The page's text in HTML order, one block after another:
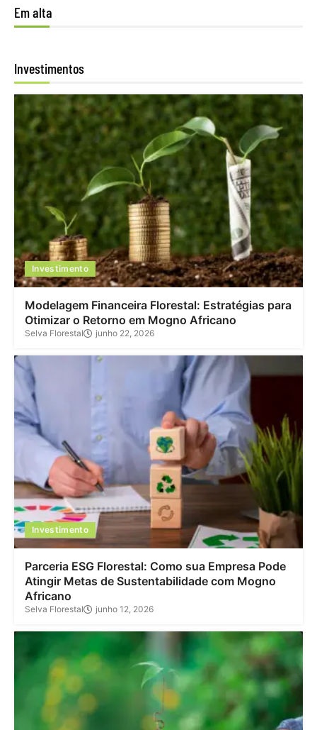
Em alta
Investimentos
Investimento
Modelagem Financeira Florestal: Estratégias para
Otimizar o Retorno em Mogno Africano
Selva Florestal junho 22, 2026
Investimento
Parceria ESG Florestal: Como sua Empresa Pode
Atingir Metas de Sustentabilidade com Mogno
Africano
Selva Florestal junho 12, 2026